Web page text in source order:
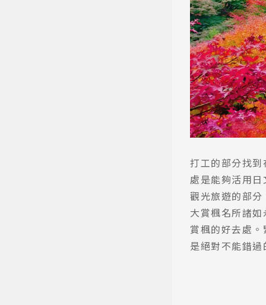
打工的部分找
處是能夠活用
觀光旅遊的部
大賞楓名所諸
賞楓的好去處
是絕對不能錯